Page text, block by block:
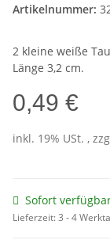
Artikelnummer:
2 kleine weiße
Länge 3,2 cm.
0,49 €
inkl. 19% USt. ,
Sofort
Lieferzeit:3 - 4